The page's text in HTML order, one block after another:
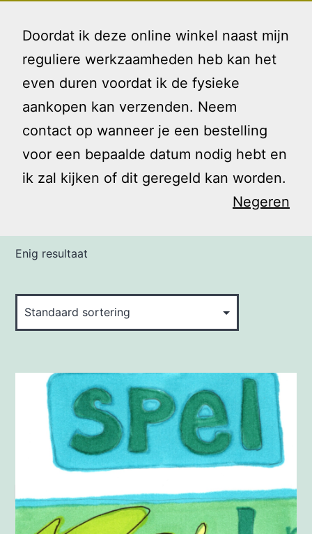
Doordat ik deze online winkel naast mijn
reguliere werkzaamheden heb kan het
even duren voordat ik de fysieke
aankopen kan verzenden. Neem
contact op wanneer je een bestelling
voor een bepaalde datum nodig hebt en
ik zal kijken of dit geregeld kan worden.
Negeren
naar
inhoud
Gezin
Home/ Producten getagged “spel”
spel
Enig resultaat